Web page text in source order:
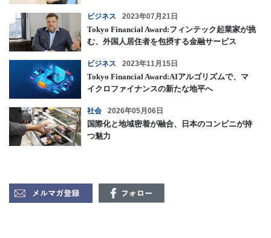
ビジネス 2023年07月21日
Tokyo Financial Award:フィンテック起業家が挑
む、外国人居住者を包摂する金融サービス
ビジネス 2023年11月15日
Tokyo Financial Award:AIアルゴリズムで、マ
イクロファイナンスの新たな地平へ
社会 2026年05月06日
国際化と地域密着が融合、日本のコンビニが持
つ魅力